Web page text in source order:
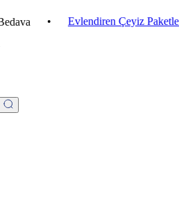
• Evlendiren Çeyiz Paketleri •